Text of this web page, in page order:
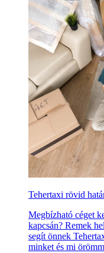
Tehertaxi rövid
Megbízható céget
kapcsán? Remek
segít önnek
minket és mi